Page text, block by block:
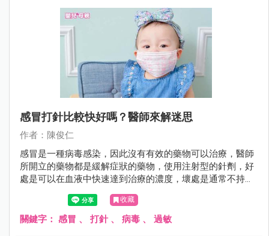
感冒打針比較快好嗎？醫師來解迷思
作者：陳俊仁
感冒是一種病毒感染，因此沒有有效的藥物可以治療，醫師
所開立的藥物都是緩解症狀的藥物，使用注射型的針劑，好
處是可以在血液中快速達到治療的濃度，壞處是通常不持
久，時間一到一樣被身體代謝掉。
收藏
關鍵字： 感冒 、 打針 、 病毒 、 過敏